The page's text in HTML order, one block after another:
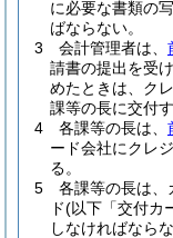
に必要な書類の
ばならない。
3
会計管理者は、
請書の提出を受
めたときは、ク
課等の長に交付す
4
各課等の長は、
ード会社にクレ
る。
5
各課等の長は、
ド(以下「交付カ
しなければならな